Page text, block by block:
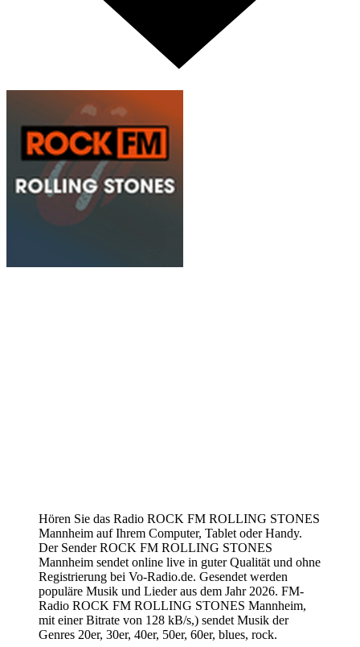
Hören Sie das Radio ROCK FM ROLLING STONES
Mannheim auf Ihrem Computer, Tablet oder Handy.
Der Sender ROCK FM ROLLING STONES
Mannheim sendet online live in guter Qualität und ohne
Registrierung bei Vo-Radio.de. Gesendet werden
populäre Musik und Lieder aus dem Jahr 2026. FM-
Radio ROCK FM ROLLING STONES Mannheim,
mit einer Bitrate von 128 kB/s,) sendet Musik der
Genres 20er, 30er, 40er, 50er, 60er, blues, rock.